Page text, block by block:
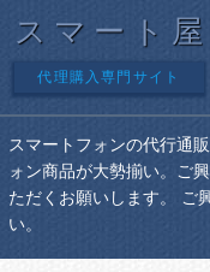
スマート屋
代理購入専門サイト
スマートフォンの代行通
ォン商品が大勢揃い。ご
ただくお願いします。 ご
い。